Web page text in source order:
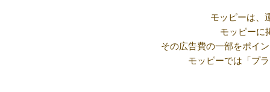
モッピーは、
モッピーに
その広告費の一部をポイ
モッピーでは「プ